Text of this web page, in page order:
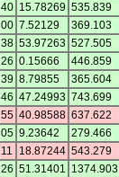
40 15.78269 535.839
00 7.52129 369.103
38 53.97263 527.505
26 0.15666 446.859
39 8.79855 365.604
46 47.24993 743.699
55 40.98588 637.622
05 9.23642 279.466
11 18.87244 543.279
26 51.31401 1374.903